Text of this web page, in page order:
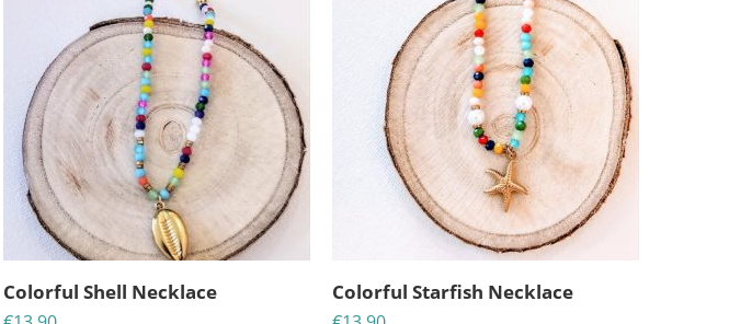
Colorful Shell Necklace Colorful Starfish Necklace